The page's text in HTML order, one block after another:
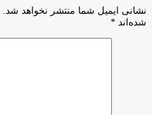
نشانی ایمیل شما منتشر نخواهد شد.
شده‌اند *